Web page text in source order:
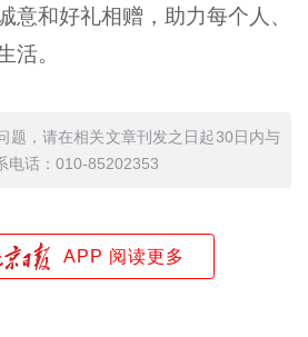
意和好礼相赠，助力每个人、
活。
题，请在相关文章刊发之日起30日内与
电话：010-85202353
APP 阅读更多